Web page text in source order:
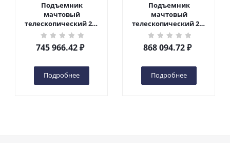
Подъемник
мачтовый
телескопический 200
кг 10 м TOR GTWY10-
200S DC 2-мачтовый
(автономный) (N) в
745 966.42₽
Подробнее
Подъемник
мачтовый
телескопический 200
кг 12 м TOR GTWY12-
200S DC 2-мачтовый
(автономный) (N) в
868 094.72₽
Подробнее